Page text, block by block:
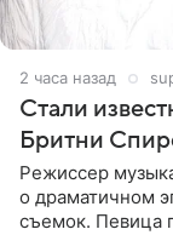
2 часа назад
Стали
Бритни
Режиссер
о драматичном
съемок. Певица